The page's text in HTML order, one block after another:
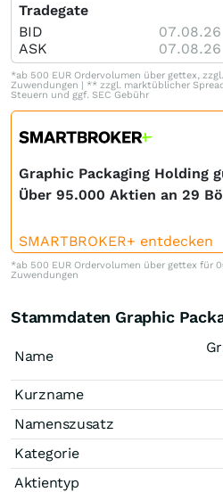
Tradegate
BID 07.08.26
ASK
07.08.26
*ab 500 EUR Ordervolumen über gettex,
Zuwendungen | ** zzgl. marktüblicher
Steuern und ggf. SEC Gebühr
Graphic Packaging Holding
Über 95.000 Aktien an 29
SMARTBROKER+ entdecken
*ab 500 EUR Ordervolumen über gettex für
Zuwendungen
Stammdaten Graphic
Name
Kurzname
Namenszusatz
Kategorie
Aktientyp